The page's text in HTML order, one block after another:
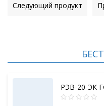
Следующий продукт
РЭВ-20-ЭК